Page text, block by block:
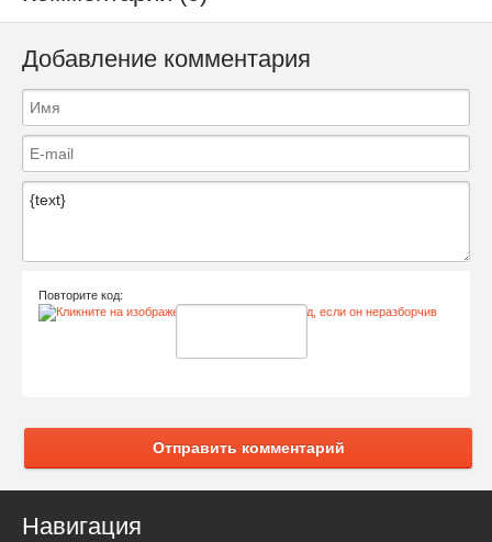
Добавление комментария
Повторите код:
Отправить комментарий
Навигация